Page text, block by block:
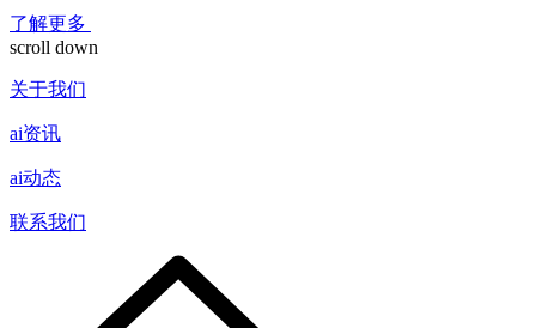
了解更多
scroll down
关于我们
ai资讯
ai动态
联系我们